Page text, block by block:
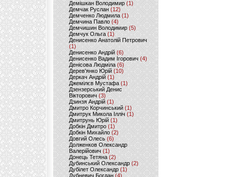
Демішкан Володимир(1)
Демчак Руслан (12)
Демченко Людмила (1)
Демчина Павло (4)
Демчишин Володимир (5)
Демчук Ольга(1)
Денисенко Анатолій Петрович
(1)
Денисенко Андрій (6)
Денисенко Вадим Ігорович (4)
Денісова Людміла(6)
Дерев'янко Юрій(10)
Деркач Андрій(1)
Джемілєв Мустафа (1)
Дзензерський Денис
Вікторович (3)
Дзинзя Андрій (1)
Дмитро Корчинський (1)
Дмитрук Микола Ілліч (1)
Дмитрунь Юрій (1)
Добкін Дмитро(1)
Добкін Михайло (2)
Довгий Олесь (6)
Долженков Олександр
Валерійович (1)
Донець Тетяна (2)
Дубинський Олександр(2)
Дубілет Олександр (1)
Дубневич Богдан (4)